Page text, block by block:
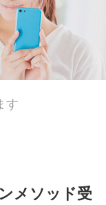
す
メソッド受